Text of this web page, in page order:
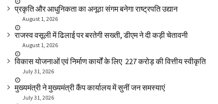
प्रकृति और आधुनिकता का अनूठा संगम बनेगा राष्ट्रपति उद्यान
August 1, 2026
राजस्व वसूली में ढिलाई पर बरतेगी सख्ती, डीएम ने दी कड़ी चेतावनी
August 1, 2026
विकास योजनाओं एवं निर्माण कार्यों के लिए ₹ 227 करोड़ की वित्तीय स्वीकृति
July 31, 2026
मुख्यमंत्री ने मुख्यमंत्री कैंप कार्यालय में सुनीं जन समस्याएं
July 31, 2026